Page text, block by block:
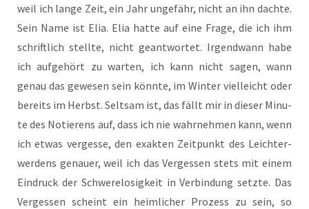
weil ich lan­ge Zeit, ein Jahr unge­fähr, nicht an ihn dach­te.
Sein Name ist Elia. Elia hat­te auf eine Fra­ge, die ich ihm
schrift­lich stell­te, nicht geant­wor­tet. Irgend­wann habe
ich auf­ge­hört zu war­ten, ich kann nicht sagen, wann
genau das gewe­sen sein könn­te, im Win­ter viel­leicht oder
bereits im Herbst. Selt­sam ist, das fällt mir in die­ser Minu­
te des Notie­rens auf, dass ich nie wahr­neh­men kann, wenn
ich etwas ver­ges­se, den exak­ten Zeit­punkt des Leich­ter­
wer­dens genau­er, weil ich das Ver­ges­sen stets mit einem
Ein­druck der Schwe­re­lo­sig­keit in Ver­bin­dung setz­te. Das
Ver­ges­sen scheint ein heim­li­cher Pro­zess zu sein, so